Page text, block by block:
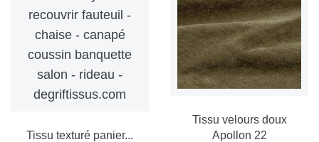
Tissu texturé panier...
Tissu velours doux
Apollon 22